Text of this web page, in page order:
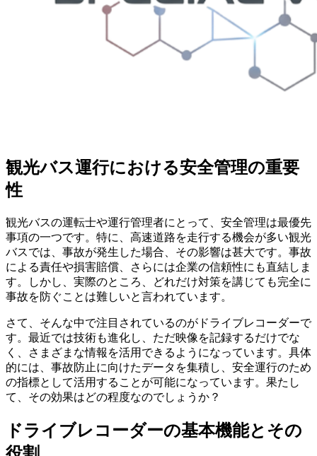
観光バス運行における安全管理の重要
性
観光バスの運転士や運行管理者にとって、安全管理は最優先
事項の一つです。特に、高速道路を走行する機会が多い観光
バスでは、事故が発生した場合、その影響は甚大です。事故
による責任や損害賠償、さらには企業の信頼性にも直結しま
す。しかし、実際のところ、どれだけ対策を講じても完全に
事故を防ぐことは難しいと言われています。
さて、そんな中で注目されているのがドライブレコーダーで
す。最近では技術も進化し、ただ映像を記録するだけでな
く、さまざまな情報を活用できるようになっています。具体
的には、事故防止に向けたデータを集積し、安全運行のため
の指標として活用することが可能になっています。果たし
て、その効果はどの程度なのでしょうか？
ドライブレコーダーの基本機能とその